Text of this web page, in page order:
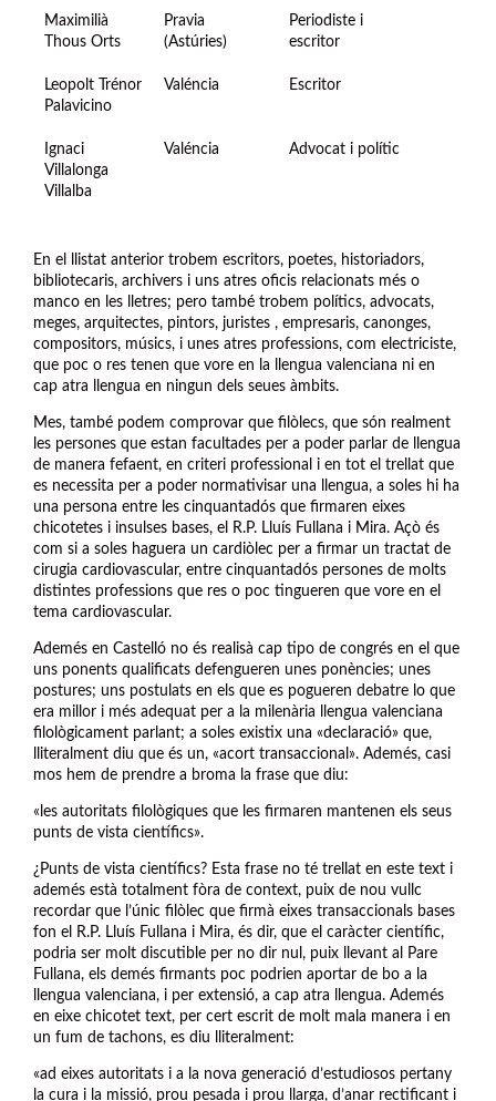
Maximilià
Thous Orts
Pravia
(Astúries)
Periodiste i
escritor
Leopolt Trénor
Palavicino
Valéncia Escritor
Ignaci
Villalonga
Villalba
Valéncia Advocat i polític
En el llistat anterior trobem escritors, poetes, historiadors,
bibliotecaris, archivers i uns atres oficis relacionats més o
manco en les lletres; pero també trobem polítics, advocats,
meges, arquitectes, pintors, juristes , empresaris, canonges,
compositors, músics, i unes atres professions, com electriciste,
que poc o res tenen que vore en la llengua valenciana ni en
cap atra llengua en ningun dels seues àmbits.
Mes, també podem comprovar que filòlecs, que són realment
les persones que estan facultades per a poder parlar de llengua
de manera fefaent, en criteri professional i en tot el trellat que
es necessita per a poder normativisar una llengua, a soles hi ha
una persona entre les cinquantadós que firmaren eixes
chicotetes i insulses bases, el R.P. Lluís Fullana i Mira. Açò és
com si a soles haguera un cardiòlec per a firmar un tractat de
cirugia cardiovascular, entre cinquantadós persones de molts
distintes professions que res o poc tingueren que vore en el
tema cardiovascular.
Ademés en Castelló no és realisà cap tipo de congrés en el que
uns ponents qualificats defengueren unes ponències; unes
postures; uns postulats en els que es pogueren debatre lo que
era millor i més adequat per a la milenària llengua valenciana
filològicament parlant; a soles existix una «declaració» que,
lliteralment diu que és un, «acort transaccional». Ademés, casi
mos hem de prendre a broma la frase que diu:
«les autoritats filològiques que les firmaren mantenen els seus
punts de vista científics».
¿Punts de vista científics? Esta frase no té trellat en este text i
ademés està totalment fòra de context, puix de nou vullc
recordar que l’únic filòlec que firmà eixes transaccionals bases
fon el R.P. Lluís Fullana i Mira, és dir, que el caràcter científic,
podria ser molt discutible per no dir nul, puix llevant al Pare
Fullana, els demés firmants poc podrien aportar de bo a la
llengua valenciana, i per extensió, a cap atra llengua. Ademés
en eixe chicotet text, per cert escrit de molt mala manera i en
un fum de tachons, es diu lliteralment:
«ad eixes autoritats i a la nova generació d’estudiosos pertany
la cura i la missió, prou pesada i prou llarga, d’anar rectificant i